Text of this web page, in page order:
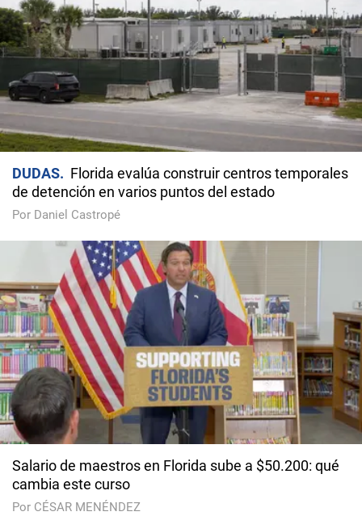
DUDAS
Florida evalúa construir centros temporales
de detención en varios puntos del estado
Por Daniel Castropé
Salario de maestros en Florida sube a $50.200: qué
cambia este curso
Por CÉSAR MENÉNDEZ